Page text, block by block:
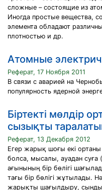
сложные – состоящие из
Иногда простые вещества,
элемента обладают
плотностью и др.
Атомные
Реферат, 17 Ноября 2011
В связи с аварией на
популярность ядерной
Біртекті мөлдір
сызықты
Реферат, 13 Декабря 2012
Егер жарық шоғы екі
болса, мысалы, ауадан
ағынының бір бөлігі
тағы бір бөлігі жұтылады.
жарықты шағылдыру,